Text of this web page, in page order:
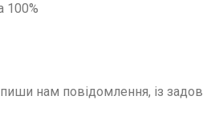
100%
нам повідомлення, із